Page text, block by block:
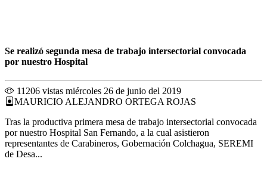
Se realizó segunda mesa de trabajo intersectorial convocada
por nuestro Hospital
11206 vistas miércoles 26 de junio del 2019
MAURICIO ALEJANDRO ORTEGA ROJAS
Tras la productiva primera mesa de trabajo intersectorial convocada
por nuestro Hospital San Fernando, a la cual asistieron
representantes de Carabineros, Gobernación Colchagua, SEREMI
de Desa...